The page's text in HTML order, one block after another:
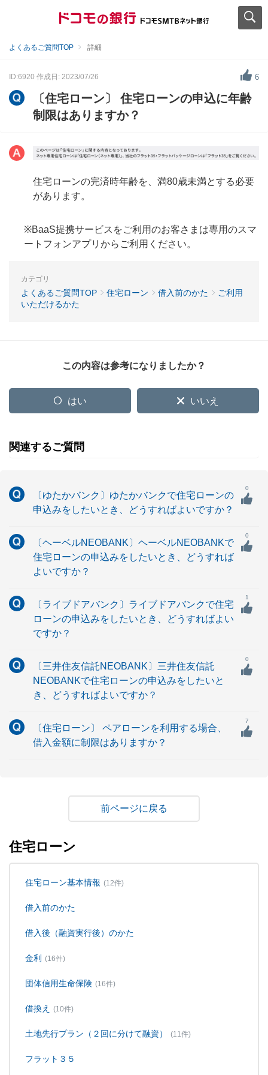
よくあるご質問TOP 詳細
ID:6920 作成日: 2023/07/26 6
〔住宅ローン〕 住宅ローンの申込に年齢
制限はありますか？
住宅ローンの完済時年齢を、満80歳未満とする必要
があります。
※BaaS提携サービスをご利用のお客さまは専用のスマ
ートフォンアプリからご利用ください。
カテゴリ
よくあるご質問TOP 住宅ローン 借入前のかた
ご利用
いただけるかた
この内容は参考になりましたか？
はい いいえ
関連するご質問
〔ゆたかバンク〕ゆたかバンクで住宅ローンの
申込みをしたいとき、どうすればよいですか？
0
〔ヘーベルNEOBANK〕ヘーベルNEOBANKで
住宅ローンの申込みをしたいとき、どうすれば
よいですか？
0
〔ライブドアバンク〕ライブドアバンクで住宅
ローンの申込みをしたいとき、どうすればよい
ですか？
1
〔三井住友信託NEOBANK〕三井住友信託
NEOBANKで住宅ローンの申込みをしたいと
き、どうすればよいですか？
0
〔住宅ローン〕 ペアローンを利用する場合、
借入金額に制限はありますか？
7
戻る
住宅ローン
住宅ローン基本情報 (12件)
借入前のかた
借入後（融資実行後）のかた
金利 (16件)
団体信用生命保険 (16件)
借換え (10件)
土地先行プラン（２回に分けて融資） (11件)
フラット３５